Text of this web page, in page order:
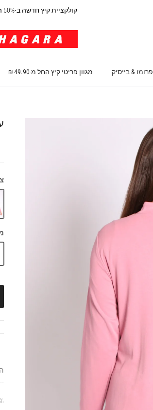
קולקציית קיץ חדשה ב-50% הנחה
פרומו & בייסיק מגוון פריטי קיץ החל מ-49.90 ₪
94%